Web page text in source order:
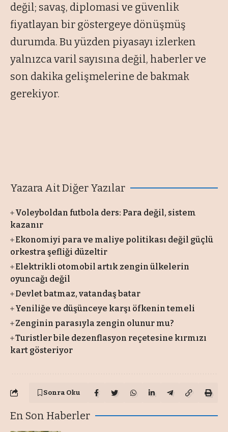
değil; savaş, diplomasi ve güvenlik
fiyatlayan bir göstergeye dönüşmüş
durumda. Bu yüzden piyasayı izlerken
yalnızca varil sayısına değil, haberler ve
son dakika gelişmelerine de bakmak
gerekiyor.
Yazara Ait Diğer Yazılar
Voleyboldan futbola ders: Para değil, sistem
kazanır
Ekonomiyi para ve maliye politikası değil güçlü
orkestra şefliği düzeltir
Elektrikli otomobil artık zengin ülkelerin
oyuncağı değil
Devlet batmaz, vatandaş batar
Yeniliğe ve düşünceye karşı öfkenin temeli
Zenginin parasıyla zengin olunur mu?
Turistler bile dezenflasyon reçetesine kırmızı
kart gösteriyor
Sonra Oku
En Son Haberler